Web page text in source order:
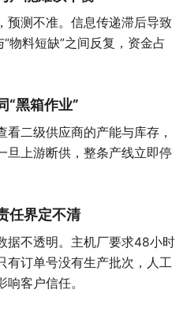
织维AI工坊
预测不准。信息传递滞后导致
物料短缺”之间反复，资金占
“黑箱作业”
看二级供应商的产能与库存，
旦上游断供，整条产线立即停
任界定不清
据不透明。主机厂要求48小时
有订单号没有生产批次，人工
客户信任。